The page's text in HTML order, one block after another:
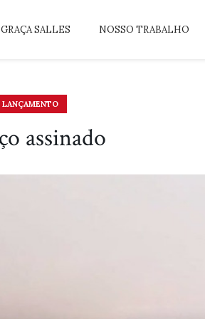
GRAÇA SALLES NOSSO TRABALHO
LANÇAMENTO
assinado